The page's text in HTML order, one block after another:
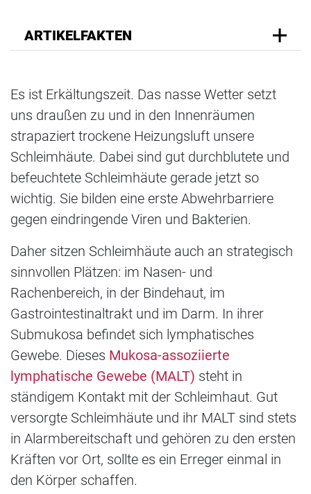
ARTIKELFAKTEN
Es ist Erkältungszeit. Das nasse Wetter setzt
uns draußen zu und in den Innenräumen
strapaziert trockene Heizungsluft unsere
Schleimhäute. Dabei sind gut durchblutete und
befeuchtete Schleimhäute gerade jetzt so
wichtig. Sie bilden eine erste Abwehrbarriere
gegen eindringende Viren und Bakterien.
Daher sitzen Schleimhäute auch an strategisch
sinnvollen Plätzen: im Nasen- und
Rachenbereich, in der Bindehaut, im
Gastrointestinaltrakt und im Darm. In ihrer
Submukosa befindet sich lymphatisches
Gewebe. Dieses Mukosa-assoziierte
lymphatische Gewebe (MALT) steht in
ständigem Kontakt mit der Schleimhaut. Gut
versorgte Schleimhäute und ihr MALT sind stets
in Alarmbereitschaft und gehören zu den ersten
Kräften vor Ort, sollte es ein Erreger einmal in
den Körper schaffen.